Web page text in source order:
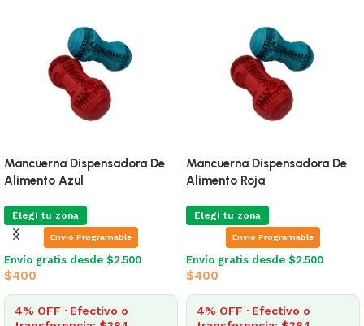
Mancuerna Dispensadora De
Alimento Azul
Elegí tu zona
Envio Programable
Envío gratis desde $2.500
$400
4% OFF · Efectivo o
Mancuerna Dispensadora De
Alimento Roja
Elegí tu zona
Envio Programable
Envío gratis desde $2.500
$400
4% OFF · Efectivo o